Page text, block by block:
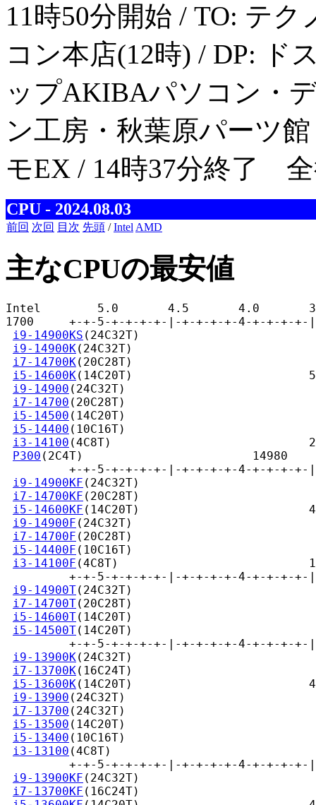
11時50分開始 / TO: テ
コン本店(12時) / DP: ド
ップAKIBAパソコン・
ン工房・秋葉原パーツ
モEX / 14時37分終了
CPU - 2024.08.03
前回 次回 目次 先頭 /Intel AMD
主なCPUの最安値
Intel        5.0       4.5       4.0
1700     +-+-5-+-+-+-+-|-+-+-+-+-4-+-+-+-+-|-
i9-14900KS (24C32T)
i9-14900K(24C32T)
i7-14700K(20C28T)
i5-14600K(14C20T)
i9-14900 (24C32T)
i7-14700 (20C28T)
i5-14500 (14C20T)
i5-14400 (10C16T)
i3-14100 (4C8T)
P300 (2C4T)                        14980
+-+-5-+-+-+-+-|-+-+-+-+-4-+-+-+-
i9-14900KF (24C32T)
i7-14700KF (20C28T)
i5-14600KF (14C20T)
i9-14900F (24C32T)
i7-14700F (20C28T)
i5-14400F (10C16T)
i3-14100F (4C8T)
+-+-5-+-+-+-+-|-+-+-+-+-4-+-+-+-
i9-14900T(24C32T)
i7-14700T(20C28T)
i5-14600T(14C20T)
i5-14500T(14C20T)
+-+-5-+-+-+-+-|-+-+-+-+-4-+-+-+-
i9-13900K(24C32T)
i7-13700K(16C24T)
i5-13600K(14C20T)
i9-13900 (24C32T)
i7-13700 (24C32T)
i5-13500 (14C20T)
i5-13400 (10C16T)
i3-13100
+-+-5-+-+-+-+-|-+-+-+-+-4-+-+-+-
i9-13900KF (24C32T)
i7-13700KF (16C24T)